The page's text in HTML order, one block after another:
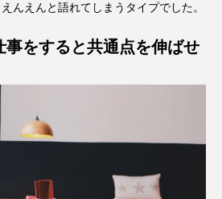
んえんと語れてしまうタイプでした。
事をすると共通点を伸ばせ